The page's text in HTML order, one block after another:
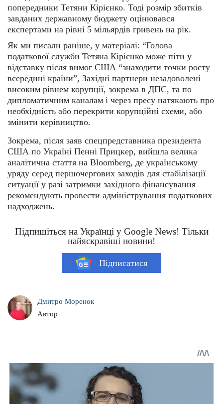
попередники Тетяни Кірієнко. Тоді розмір збитків
завданих державному бюджету оцінювався
експертами на рівні 5 мільярдів гривень на рік.
Як ми писали раніше, у матеріалі: “Голова
податкової служби Тетяна Кірієнко може піти у
відставку після вимог США “знаходити точки росту
всередині країни”, Західні партнери незадоволені
високим рівнем корупції, зокрема в ДПС, та по
дипломатичним каналам і через пресу натякають про
необхідність або перекрити корупційні схеми, або
змінити керівництво.
Зокрема, після заяв спецпредставника президента
США по Україні Пенні Прицкер, вийшла велика
аналітична стаття на Bloomberg, де українському
уряду серед першочергових заходів для стабілізації
ситуації у разі затримки західного фінансування
рекомендують провести адміністрування податкових
надходжень.
Підпишіться на Українці у Google News! Тільки
найяскравіші новини!
Підписатися
Дмитро Моренок
Автор